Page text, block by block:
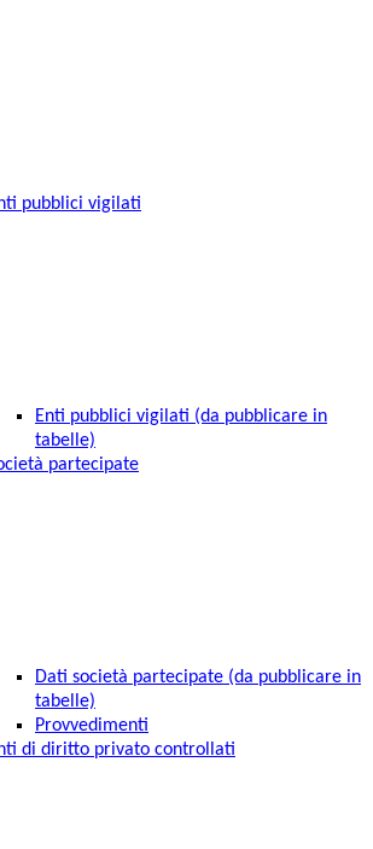
pubblici vigilati
Enti pubblici vigilati (da pubblicare in
tabelle)
partecipate
Dati società partecipate (da pubblicare in
tabelle)
Provvedimenti
di diritto privato controllati